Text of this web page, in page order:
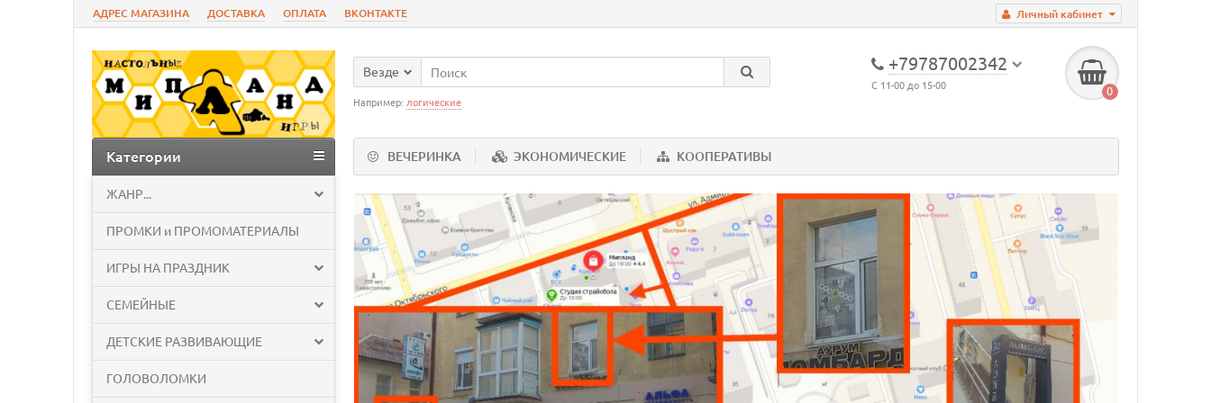
Личный кабинет
АДРЕС МАГАЗИНА ДОСТАВКА ОПЛАТА ВКОНТАКТЕ
+79787002342
С 11-00 до 15-00 0
Везде
Например: логические
ВЕЧЕРИНКА ЭКОНОМИЧЕСКИЕ КООПЕРАТИВЫ
Категории
ЖАНР...
ПРОМКИ и ПРОМОМАТЕРИАЛЫ
ИГРЫ НА ПРАЗДНИК
СЕМЕЙНЫЕ
ДЕТСКИЕ РАЗВИВАЮЩИЕ
ГОЛОВОЛОМКИ